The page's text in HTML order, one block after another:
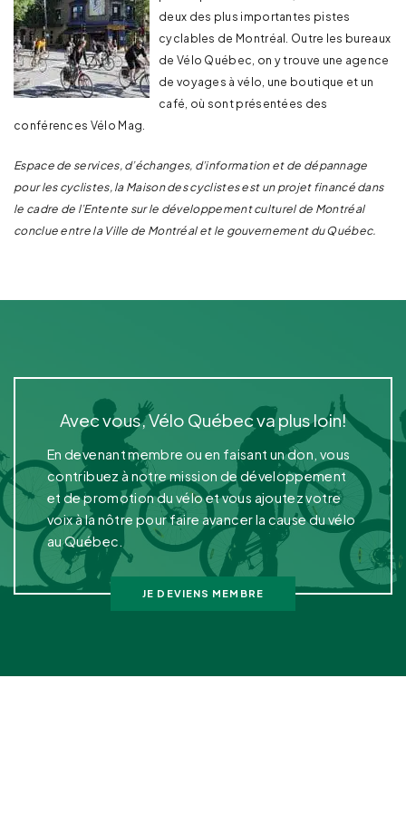
deux des plus importantes pistes
cyclables de Montréal. Outre les bureaux
de Vélo Québec, on y trouve une agence
de voyages à vélo, une boutique et un
café, où sont présentées des
conférences Vélo Mag.
Espace de services, d’échanges, d’information et de dépannage
pour les cyclistes, la Maison des cyclistes est un projet financé dans
le cadre de l’Entente sur le développement culturel de Montréal
conclue entre la Ville de Montréal et le gouvernement du Québec.
Avec vous, Vélo Québec va plus loin!
En devenant membre ou en faisant un don, vous
contribuez à notre mission de développement
et de promotion du vélo et vous ajoutez votre
voix à la nôtre pour faire avancer la cause du vélo
au Québec.
JE DEVIENS MEMBRE